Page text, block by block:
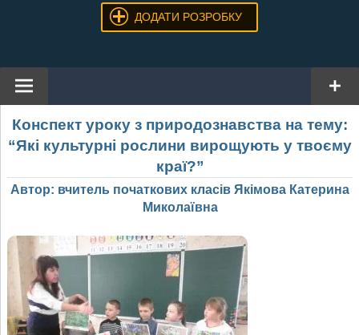
ДОДАТИ РОЗРОБКУ
Конспект уроку з природознавства на тему:
“Які культурні рослини вирощують у твоєму
краї?”
Автор: вчитель початкових класів Якімова Катерина
Миколаївна